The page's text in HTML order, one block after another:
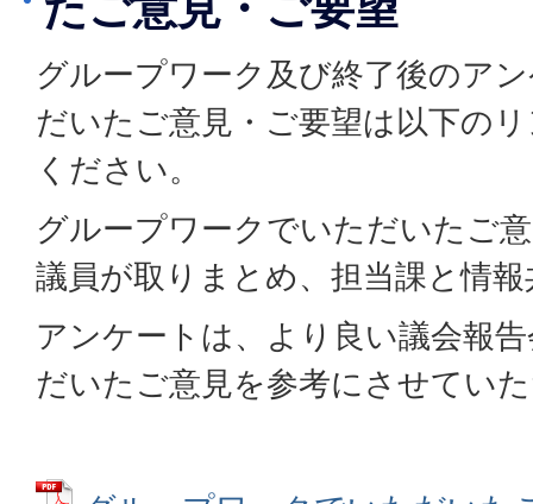
グループワーク及び終了後のア
だいたご意見・ご要望は以下の
ください。
グループワークでいただいたご
議員が取りまとめ、担当課と情
アンケートは、より良い議会報
だいたご意見を参考にさせてい